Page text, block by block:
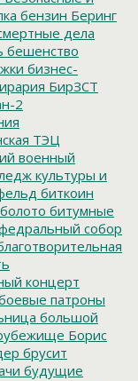
бензин Беринг
дела
бешенство
бизнес-
БирЗСТ
2
ТЭЦ
военный
культуры и
биткоин
битумные
собор
концерт
патроны
большой
Борис
брусит
будущие